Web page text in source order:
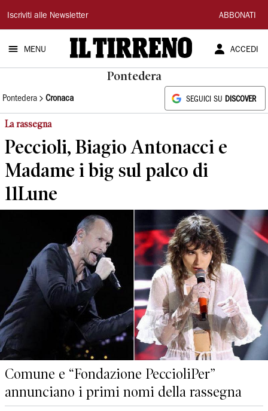
Il
Tirreno
Iscriviti alle Newsletter ABBONATI
MENU ACCEDI
Pontedera
Pontedera Cronaca SEGUICI SU DISCOVER
La rassegna
Peccioli, Biagio Antonacci e
Madame i big sul palco di
11Lune
Comune e “Fondazione PeccioliPer”
annunciano i primi nomi della rassegna